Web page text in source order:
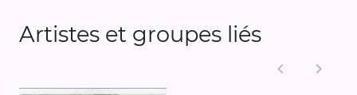
Artistes et groupes liés